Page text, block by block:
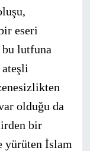
eseri
bu lutfuna
olduğu da
bir
yürüten İslam